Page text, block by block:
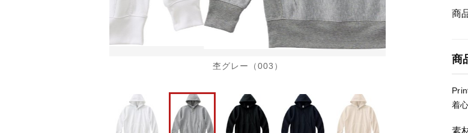
杢グレー（003）
t
a
r
0
2
商
商
着
素